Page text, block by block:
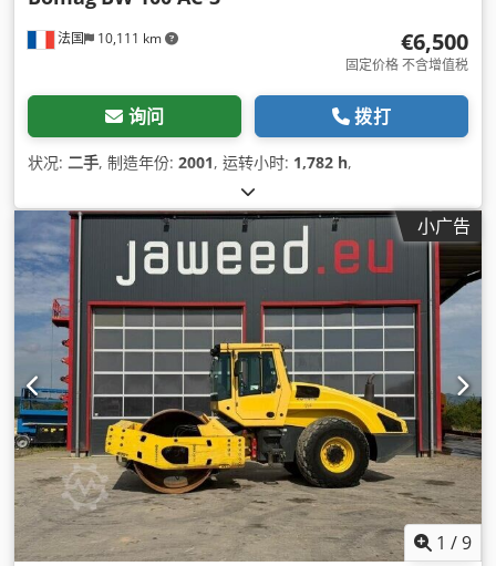
法国 10,111 km €6,500
固定价格 不含增值税
询问 拨打
状况: 二手, 制造年份: 2001, 运转小时: 1,782 h,
小广告
1 /9